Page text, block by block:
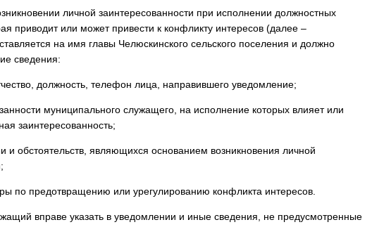
личной заинтересованности при исполнении должностных
приводит или может привести к конфликту интересов (далее –
на имя главы Челюскинского сельского поселения и должно
сведения:
должность, телефон лица, направившего уведомление;
муниципального служащего, на исполнение которых влияет или
заинтересованность;
и обстоятельств, являющихся основанием возникновения личной
по предотвращению или урегулированию конфликта интересов.
вправе указать в уведомлении и иные сведения, не предусмотренные